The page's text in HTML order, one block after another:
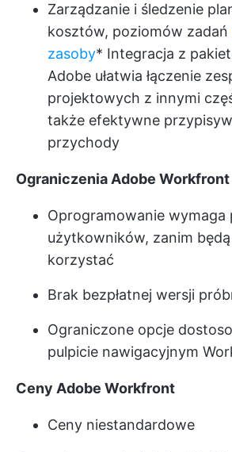
Zarządzanie i śledzenie
kosztów, poziomów zadań
zasoby* Integracja z
Adobe ułatwia łączenie
projektowych z innymi
także efektywne
przychody
Ograniczenia Adobe Workfront
Oprogramowanie wymaga
użytkowników, zanim
korzystać
Brak bezpłatnej wersji
Ograniczone opcje
pulpicie nawigacyjnym
Ceny Adobe Workfront
Ceny niestandardowe